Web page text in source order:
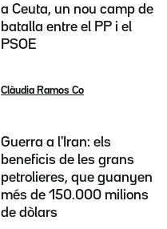
a Ceuta, un nou camp de
batalla entre el PP i el
PSOE
Clàudia Ramos Co
Guerra a l'Iran: els
beneficis de les grans
petrolieres, que guanyen
més de 150.000 milions
de dòlars